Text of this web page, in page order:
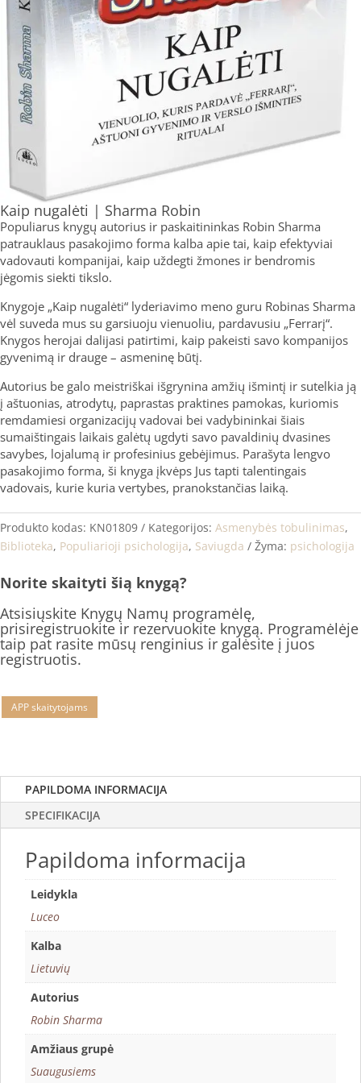
Kaip nugalėti | Sharma Robin
Populiarus knygų autorius ir paskaitininkas Robin Sharma
patrauklaus pasakojimo forma kalba apie tai, kaip efektyviai
vadovauti kompanijai, kaip uždegti žmones ir bendromis
jėgomis siekti tikslo.
Knygoje „Kaip nugalėti“ lyderiavimo meno guru Robinas Sharma
vėl suveda mus su garsiuoju vienuoliu, pardavusiu „Ferrarį“.
Knygos herojai dalijasi patirtimi, kaip pakeisti savo kompanijos
gyvenimą ir drauge – asmeninę būtį.
Autorius be galo meistriškai išgrynina amžių išmintį ir sutelkia ją
į aštuonias, atrodytų, paprastas praktines pamokas, kuriomis
remdamiesi organizacijų vadovai bei vadybininkai šiais
sumaištingais laikais galėtų ugdyti savo pavaldinių dvasines
savybes, lojalumą ir profesinius gebėjimus. Parašyta lengvo
pasakojimo forma, ši knyga įkvėps Jus tapti talentingais
vadovais, kurie kuria vertybes, pranokstančias laiką.
Produkto kodas: KN01809 Kategorijos: Asmenybės tobulinimas,
Biblioteka, Populiarioji psichologija, Saviugda Žyma: psichologija
Norite skaityti šią knygą?
Atsisiųskite Knygų Namų programėlę,
prisiregistruokite ir rezervuokite knygą. Programėlėje
taip pat rasite mūsų renginius ir galėsite į juos
registruotis.
APP skaitytojams
PAPILDOMA INFORMACIJA
SPECIFIKACIJA
Papildoma informacija
Leidykla
Luceo
Kalba
Lietuvių
Autorius
Robin Sharma
Amžiaus grupė
Suaugusiems